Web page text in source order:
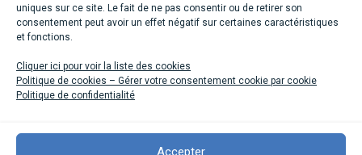
uniques sur ce site. Le fait de ne pas consentir ou de retirer son
consentement peut avoir un effet négatif sur certaines caractéristiques
et fonctions.
Cliquer ici pour voir la liste des cookies
Politique de cookies – Gérer votre consentement cookie par cookie
Politique de confidentialité
Accepter